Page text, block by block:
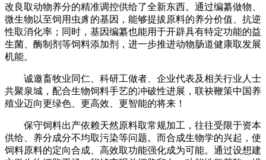
改良取动物养分的精准调控供给了全新东西。通过编纂做物、
微生物以至饲用虫豸的基因，能够提拔原料的养分价值、抗逆
性取消化率；同时，基因编纂也能用于开辟具有特定功能的益
生菌、酶制剂等饲料添加剂，进一步推进动物肠道健康取发展
机能。
诚邀畜牧业同仁、科研工做者、企业代表及相关行业人士
共聚泉城，配合生物饲料手艺的冲破性进展，联袂鞭策中国养
殖业迈向更绿色、更高效、更智能的将来！
保守饲料出产依赖天然原料取常规加工，往往受限于资本
供给、养分成分不均取污染等问题。而合成生物学的兴起，使
饲料原料的定向合成、高效取功能强化成为可能。通过设想建